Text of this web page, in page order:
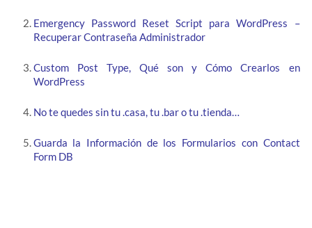
Emergency Password Reset Script para WordPress –
Recuperar Contraseña Administrador
Custom Post Type, Qué son y Cómo Crearlos en
WordPress
No te quedes sin tu .casa, tu .bar o tu .tienda…
Guarda la Información de los Formularios con Contact
Form DB